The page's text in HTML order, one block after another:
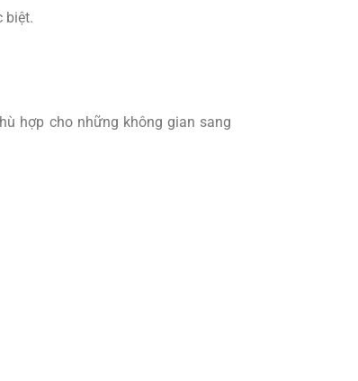
biệt.
hợp cho những không gian sang